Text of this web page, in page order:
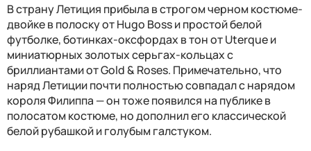
В страну Летиция прибыла в строгом черном костюме-
двойке в полоску от Hugo Boss и простой белой
футболке, ботинках-оксфордах в тон от Uterque и
миниатюрных золотых серьгах-кольцах с
бриллиантами от Gold & Roses. Примечательно, что
наряд Летиции почти полностью совпадал с нарядом
короля Филиппа — он тоже появился на публике в
полосатом костюме, но дополнил его классической
белой рубашкой и голубым галстуком.